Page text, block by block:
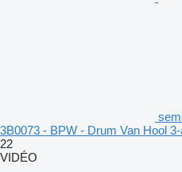
3B0073 - BPW - Drum Van Hool
22
VIDÉO